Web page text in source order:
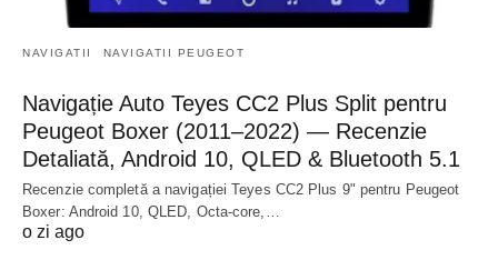
NAVIGATII NAVIGATII PEUGEOT
Navigație Auto Teyes CC2 Plus Split pentru
Peugeot Boxer (2011–2022) — Recenzie
Detaliată, Android 10, QLED & Bluetooth 5.1
Recenzie completă a navigației Teyes CC2 Plus 9" pentru Peugeot
Boxer: Android 10, QLED, Octa-core,…
o zi ago